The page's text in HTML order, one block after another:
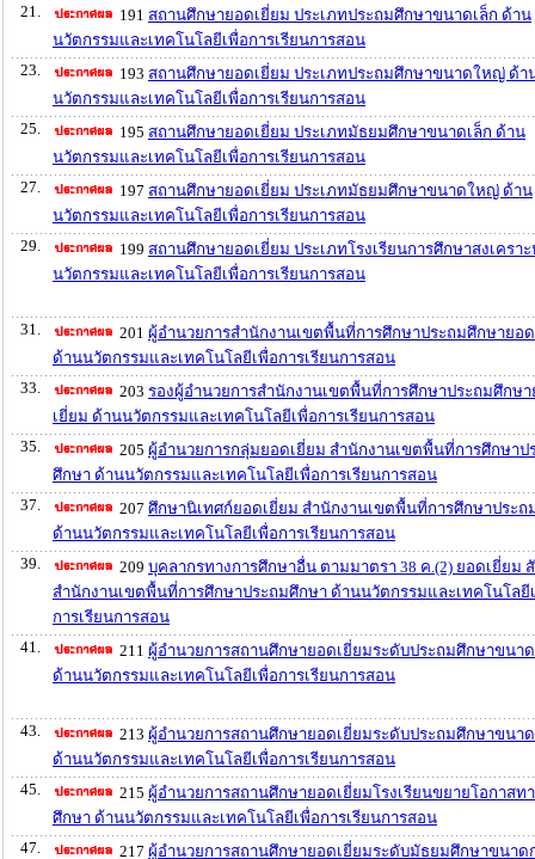
21.
191 สถานศึกษายอดเยี่ยม ประเภทประถมศึกษาขนาดเล็ก ด้าน
นวัตกรรมและเทคโนโลยีเพื่อการเรียนการสอน
23.
193 สถานศึกษายอดเยี่ยม ประเภทประถมศึกษาขนาดใหญ่ ด้า
นวัตกรรมและเทคโนโลยีเพื่อการเรียนการสอน
25.
195 สถานศึกษายอดเยี่ยม ประเภทมัธยมศึกษาขนาดเล็ก ด้าน
นวัตกรรมและเทคโนโลยีเพื่อการเรียนการสอน
27.
197 สถานศึกษายอดเยี่ยม ประเภทมัธยมศึกษาขนาดใหญ่ ด้าน
นวัตกรรมและเทคโนโลยีเพื่อการเรียนการสอน
29.
199 สถานศึกษายอดเยี่ยม ประเภทโรงเรียนการศึกษาสงเครา
นวัตกรรมและเทคโนโลยีเพื่อการเรียนการสอน
31. 201 ผู้อำนวยการสำนักงานเขตพื้นที่การศึกษาประถมศึกษายอ
ด้านนวัตกรรมและเทคโนโลยีเพื่อการเรียนการสอน
33.
203 รองผู้อำนวยการสำนักงานเขตพื้นที่การศึกษาประถมศึกษ
เยี่ยม ด้านนวัตกรรมและเทคโนโลยีเพื่อการเรียนการสอน
35.
205 ผู้อำนวยการกลุ่มยอดเยี่ยม สำนักงานเขตพื้นที่การศึกษาป
ศึกษา ด้านนวัตกรรมและเทคโนโลยีเพื่อการเรียนการสอน
37.
207 ศึกษานิเทศก์ยอดเยี่ยม สำนักงานเขตพื้นที่การศึกษาประถ
ด้านนวัตกรรมและเทคโนโลยีเพื่อการเรียนการสอน
39.
209 บุคลากรทางการศึกษาอื่น ตามมาตรา 38 ค.(2) ยอดเยี่ยม
สำนักงานเขตพื้นที่การศึกษาประถมศึกษา ด้านนวัตกรรมและเทคโนโลยี
การเรียนการสอน
41.
211 ผู้อำนวยการสถานศึกษายอดเยี่ยมระดับประถมศึกษาขนา
ด้านนวัตกรรมและเทคโนโลยีเพื่อการเรียนการสอน
43. 213 ผู้อำนวยการสถานศึกษายอดเยี่ยมระดับประถมศึกษาขนา
ด้านนวัตกรรมและเทคโนโลยีเพื่อการเรียนการสอน
45.
215 ผู้อำนวยการสถานศึกษายอดเยี่ยมโรงเรียนขยายโอกาสท
ศึกษา ด้านนวัตกรรมและเทคโนโลยีเพื่อการเรียนการสอน
47.
217 ผู้อำนวยการสถานศึกษายอดเยี่ยมระดับมัธยมศึกษาขนาด